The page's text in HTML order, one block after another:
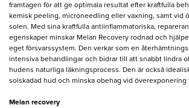
framtagen för att ge optimala resultat efter kraftfulla
kemisk peeling, microneedling eller vaxning, samt vid
solen. Med sina kraftfulla antiinflammatoriska,
egenskaper minskar Melan Recovery rodnad och
eget försvarssystem. Den verkar som en
intensiva behandlingar och bidrar till att snabbt lindra
hudens naturliga läkningsprocess. Den är också
solskadad hud och minska obehag vid överexponering
Melan recovery